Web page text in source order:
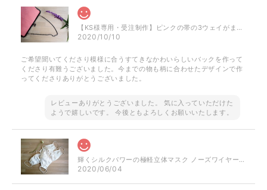
【KS様専用・受注制作】ピンクの帯の3ウェイがまぐちバッグ
2020/10/10
ご希望聞いてくださり模様に合うすてきなかわいらしいバックを作って
くださり有難うございました。今までの物も柄に合わせたデザインで作
ってくださりありがとうございました。
レビューありがとうございました。 気に入っていただけた
ようで嬉しいです。 今後ともよろしくお願いいたします。
輝くシルクパワーの極軽立体マスク ノーズワイヤー入り（肌触りの良い着物の裏地絹100％）
2020/06/04